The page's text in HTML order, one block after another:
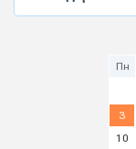
Пн
3
10